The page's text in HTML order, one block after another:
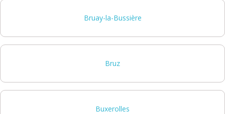
Bruay-la-Bussière
Bruz
Buxerolles